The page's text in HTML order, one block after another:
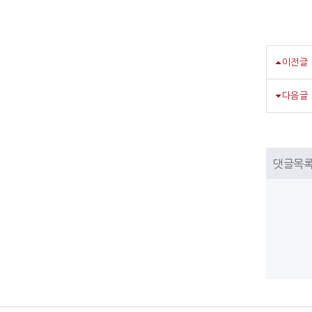
이전글
다음글
댓글목